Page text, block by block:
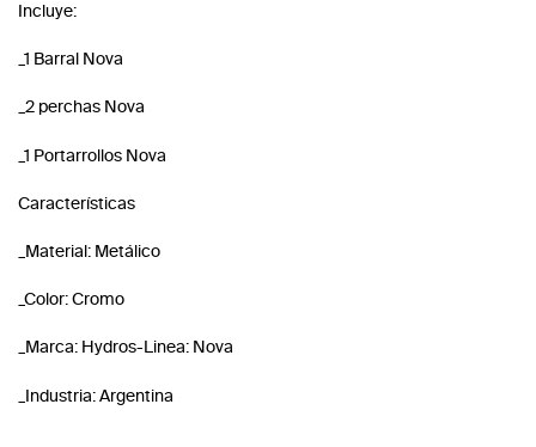
Incluye:
_1 Barral Nova
_2 perchas Nova
_1 Portarrollos Nova
Características
_Material: Metálico
_Color: Cromo
_Marca: Hydros-Linea: Nova
_Industria: Argentina